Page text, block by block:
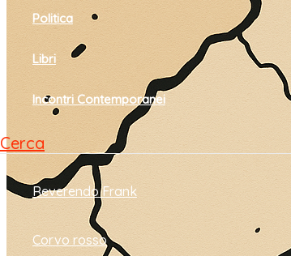
Politica
Libri
Incontri Contemporanei
Cerca
Reverendo Frank
Corvo rosso